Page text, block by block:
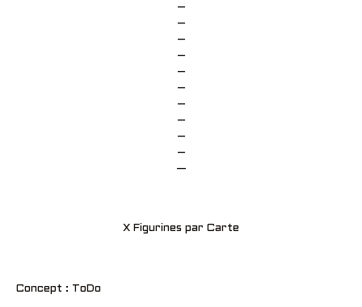
–
–
–
–
–
–
–
–
–
–
—
X Figurines par Carte
Concept : ToDo